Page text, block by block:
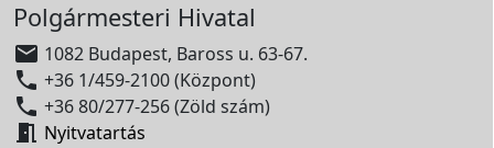
Polgármesteri Hivatal
 1082 Budapest, Baross u. 63-67.
 +36 1/459-2100 (Központ)
 +36 80/277-256 (Zöld szám)
 Nyitvatartás